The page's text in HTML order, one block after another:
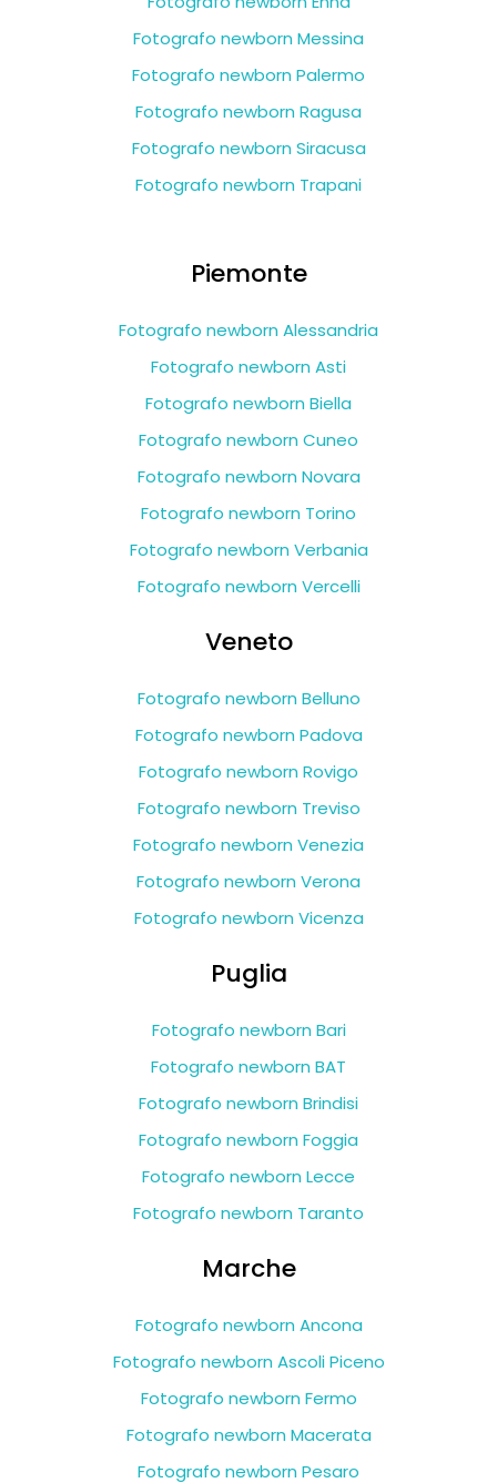
Fotografo newborn Messina
Fotografo newborn Palermo
Fotografo newborn Ragusa
Fotografo newborn Siracusa
Fotografo newborn Trapani
Piemonte
Fotografo newborn Alessandria
Fotografo newborn Asti
Fotografo newborn Biella
Fotografo newborn Cuneo
Fotografo newborn Novara
Fotografo newborn Torino
Fotografo newborn Verbania
Fotografo newborn Vercelli
Veneto
Fotografo newborn Belluno
Fotografo newborn Padova
Fotografo newborn Rovigo
Fotografo newborn Treviso
Fotografo newborn Venezia
Fotografo newborn Verona
Fotografo newborn Vicenza
Puglia
Fotografo newborn Bari
Fotografo newborn BAT
Fotografo newborn Brindisi
Fotografo newborn Foggia
Fotografo newborn Lecce
Fotografo newborn Taranto
Marche
Fotografo newborn Ancona
Fotografo newborn Ascoli Piceno
Fotografo newborn Fermo
Fotografo newborn Macerata
Fotografo newborn Pesaro